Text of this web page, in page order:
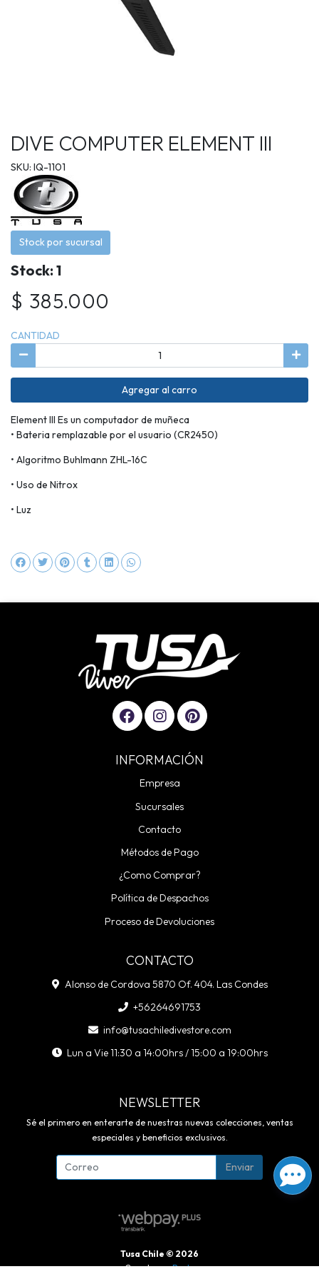
DIVE COMPUTER ELEMENT III
SKU: IQ-1101
Stock por sucursal
Stock: 1
$ 385.000
CANTIDAD
Agregar al carro
Element III Es un computador de muñeca
• Bateria remplazable por el usuario (CR2450)
• Algoritmo Buhlmann ZHL-16C
• Uso de Nitrox
• Luz
INFORMACIÓN
Empresa
Sucursales
Contacto
Métodos de Pago
¿Como Comprar?
Política de Despachos
Proceso de Devoluciones
CONTACTO
Alonso de Cordova 5870 Of. 404. Las Condes
+56264691753
info@tusachiledivestore.com
Lun a Vie 11:30 a 14:00hrs / 15:00 a 19:00hrs
NEWSLETTER
Sé el primero en enterarte de nuestras nuevas colecciones, ventas
especiales y beneficios exclusivos.
Enviar
Tusa Chile © 2026
Creado porBsale